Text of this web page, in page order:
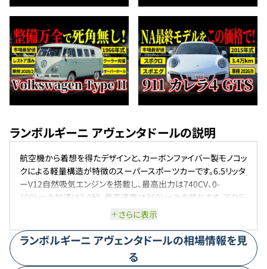
ランボルギーニ アヴェンタドールの説明
航空機から着想を得たデザインと、カーボンファイバー製モノコッ
クによる軽量構造が特徴のスーパースポーツカーです。6.5リッタ
ーV12自然吸気エンジンを搭載し、最高出力は740CV、0-
100km/h加速は2.9秒、最高速度は350km/hを誇ります。アクテ
ィブサスペンションや後輪操舵システムなど先進技術を採用し、4
多彩な走行性能を実現しています。
さらに表示
ランボルギーニ アヴェンタドールの相場情報を見
る